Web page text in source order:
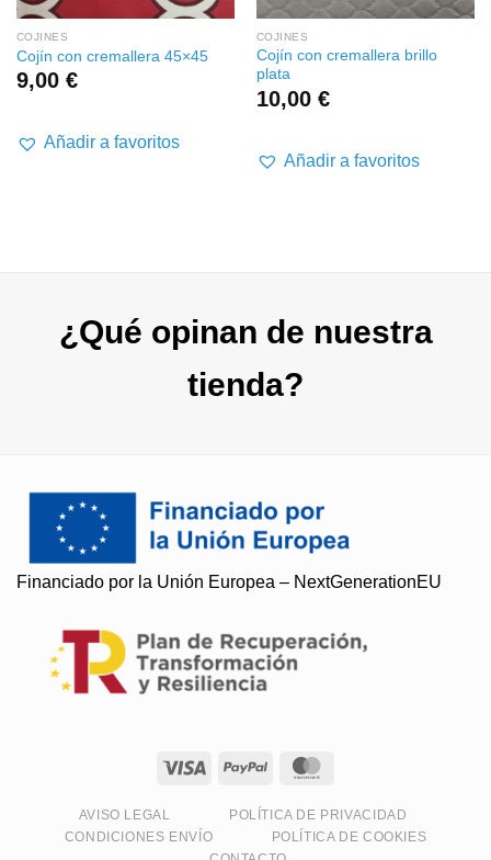
COJINES
Cojín con cremallera 45×45
9,00 €
Añadir a favoritos
COJINES
Cojín con cremallera brillo
plata
10,00 €
Añadir a favoritos
¿Qué opinan de nuestra
tienda?
Financiado por la Unión Europea – NextGenerationEU
AVISO LEGAL
POLÍTICA DE PRIVACIDAD
CONDICIONES ENVÍO
POLÍTICA DE COOKIES
Soy Paqui, ¿Te ayudo?
Resuelvo todas tus preguntas